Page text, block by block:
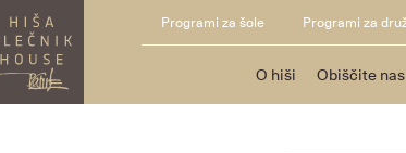
Programi za šole Programi za
O hiši Obiščite nas